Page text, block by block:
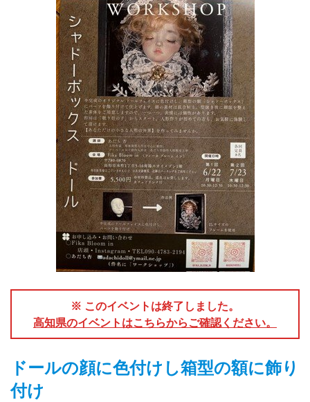
※ このイベントは終了しました。
高知県のイベントはこちらからご確認ください。
ドールの顔に色付けし箱型の額に飾り
付け